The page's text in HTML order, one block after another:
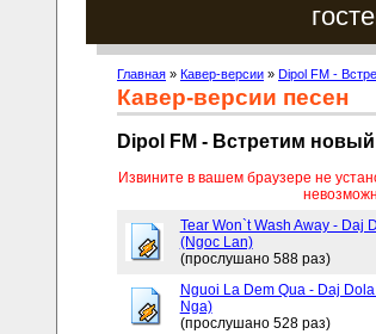
Главная » Кавер-версии » Dipol FM -
Кавер-версии песен
Dipol FM - Встретим
Извините в вашем браузере не
Tear Won`t Wash Away - Daj
(Ngoc Lan)
(прослушано 588 раз)
Nguoi La Dem Qua - Daj
Nga)
(прослушано 528 раз)